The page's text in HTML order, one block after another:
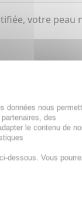
votre peau
femme et
données nous
des
le contenu de
dessous. Vous